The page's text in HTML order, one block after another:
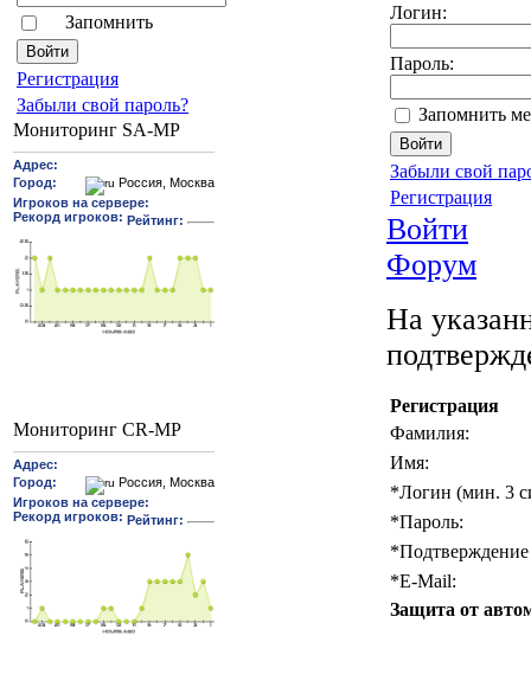
Запомнить
Pегиcтрaция
Забыли свой пароль?
Мониторинг SA-MP
Мониторинг CR-MP
Логин:
Пароль:
Запомнить
Забыли свой
Регистрация
Войти
Форум
На
Регистрация
Фамилия:
Имя:
*Логин (мин. 3
*Пароль:
*Подтверждение
*E-Mail:
Защита от